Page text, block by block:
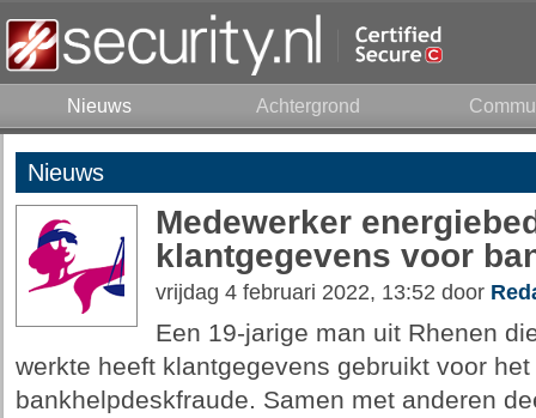
Nieuws Achtergrond
Nieuws
Medewerker
klantgegevens voor
vrijdag 4 februari 2022, 13:52 door
Een 19-jarige man uit Rhenen
werkte heeft klantgegevens gebruikt voor
bankhelpdeskfraude. Samen met anderen